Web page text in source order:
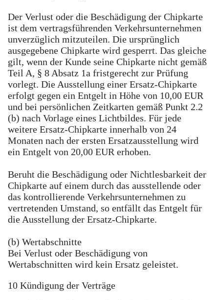
Der Verlust oder die Beschädigung der Chipkarte
ist dem vertragsführenden Verkehrsunternehmen
unverzüglich mitzuteilen. Die ursprünglich
ausgegebene Chipkarte wird gesperrt. Das gleiche
gilt, wenn der Kunde seine Chipkarte nicht gemäß
Teil A, § 8 Absatz 1a fristgerecht zur Prüfung
vorlegt. Die Ausstellung einer Ersatz-Chipkarte
erfolgt gegen ein Entgelt in Höhe von 10,00 EUR
und bei persönlichen Zeitkarten gemäß Punkt 2.2
(b) nach Vorlage eines Lichtbildes. Für jede
weitere Ersatz-Chipkarte innerhalb von 24
Monaten nach der ersten Ersatzausstellung wird
ein Entgelt von 20,00 EUR erhoben.
Beruht die Beschädigung oder Nichtlesbarkeit der
Chipkarte auf einem durch das ausstellende oder
das kontrollierende Verkehrsunternehmen zu
vertretenden Umstand, so entfällt das Entgelt für
die Ausstellung der Ersatz-Chipkarte.
(b) Wertabschnitte
Bei Verlust oder Beschädigung von
Wertabschnitten wird kein Ersatz geleistet.
10 Kündigung der Verträge